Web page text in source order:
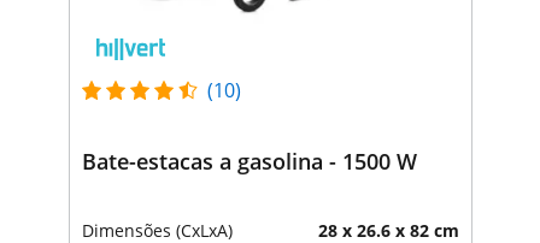
(10)
Bate-estacas a gasolina - 1500 W
Dimensões (CxLxA) 28 x 26.6 x 82 cm